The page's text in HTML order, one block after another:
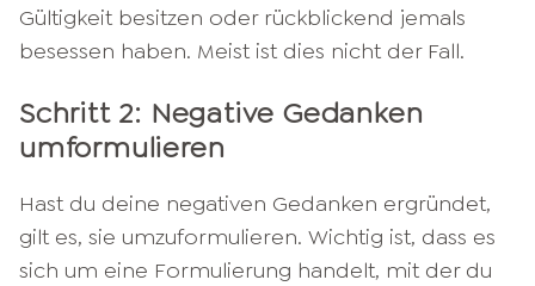
Gültigkeit besitzen oder rückblickend jemals
besessen haben. Meist ist dies nicht der Fall.
Schritt 2: Negative Gedanken
umformulieren
Hast du deine negativen Gedanken ergründet,
gilt es, sie umzuformulieren. Wichtig ist, dass es
sich um eine Formulierung handelt, mit der du